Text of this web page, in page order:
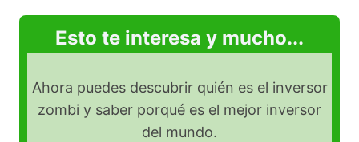
Esto te interesa y mucho...
Ahora puedes descubrir quién es el inversor
zombi y saber porqué es el mejor inversor
del mundo.